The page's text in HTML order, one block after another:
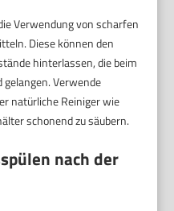
Verwendung von scharfen
Diese können den
hinterlassen, die beim
Verwende
natürliche Reiniger wie
schonend zu säubern.
nach der